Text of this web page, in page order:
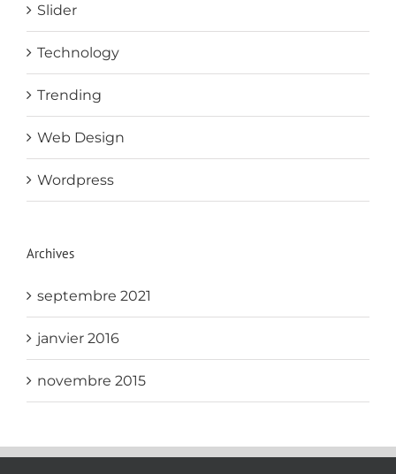
Slider
Technology
Trending
Web Design
Wordpress
Archives
septembre 2021
janvier 2016
novembre 2015